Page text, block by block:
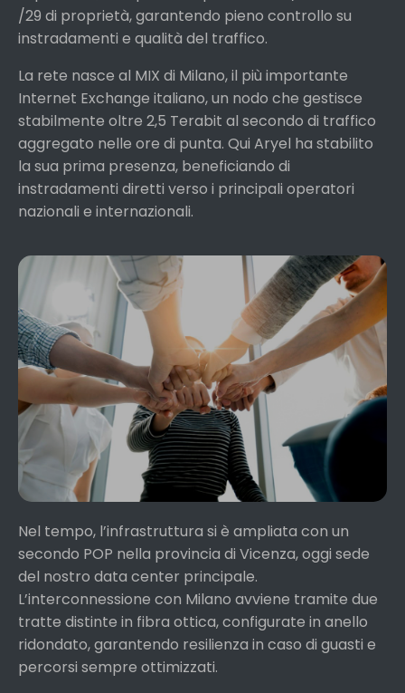
/29 di proprietà, garantendo pieno controllo su
instradamenti e qualità del traffico.
La rete nasce al MIX di Milano, il più importante
Internet Exchange italiano, un nodo che gestisce
stabilmente oltre 2,5 Terabit al secondo di traffico
aggregato nelle ore di punta. Qui Aryel ha stabilito
la sua prima presenza, beneficiando di
instradamenti diretti verso i principali operatori
nazionali e internazionali.
Nel tempo, l’infrastruttura si è ampliata con un
secondo POP nella provincia di Vicenza, oggi sede
del nostro data center principale.
L’interconnessione con Milano avviene tramite due
tratte distinte in fibra ottica, configurate in anello
ridondato, garantendo resilienza in caso di guasti e
percorsi sempre ottimizzati.